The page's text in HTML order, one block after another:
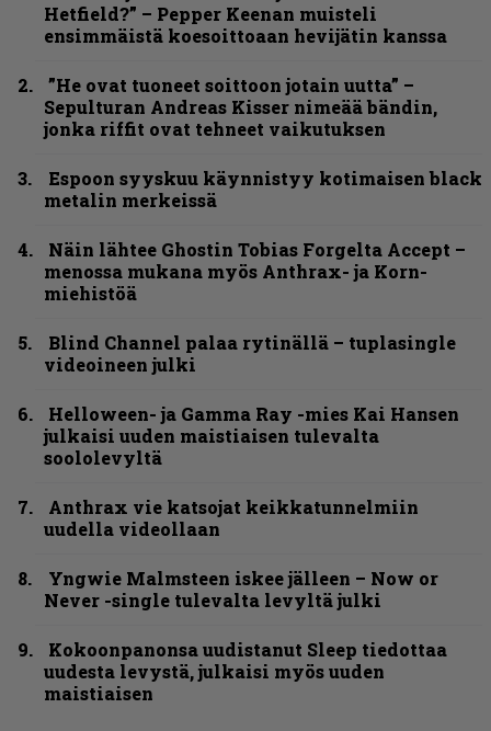
Hetfield?” – Pepper Keenan muisteli
ensimmäistä koesoittoaan hevijätin kanssa
”He ovat tuoneet soittoon jotain uutta” –
Sepulturan Andreas Kisser nimeää bändin,
jonka riffit ovat tehneet vaikutuksen
Espoon syyskuu käynnistyy kotimaisen black
metalin merkeissä
Näin lähtee Ghostin Tobias Forgelta Accept –
menossa mukana myös Anthrax- ja Korn-
miehistöä
Blind Channel palaa rytinällä – tuplasingle
videoineen julki
Helloween- ja Gamma Ray -mies Kai Hansen
julkaisi uuden maistiaisen tulevalta
soololevyltä
Anthrax vie katsojat keikkatunnelmiin
uudella videollaan
Yngwie Malmsteen iskee jälleen – Now or
Never -single tulevalta levyltä julki
Kokoonpanonsa uudistanut Sleep tiedottaa
uudesta levystä, julkaisi myös uuden
maistiaisen